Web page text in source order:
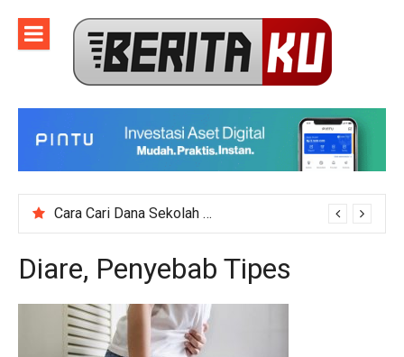
content
Cara Cari Dana Sekolah untuk Event Kegiatan Skala Besar
Diare, Penyebab Tipes